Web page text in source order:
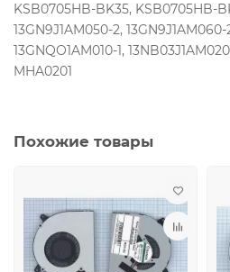
KSB0705HB-BK35, KSB0705HB-
13GN9J1AM050-2, 13GN9J1AM060-
13GNQO1AM010-1,
MHA0201
Похожие товары